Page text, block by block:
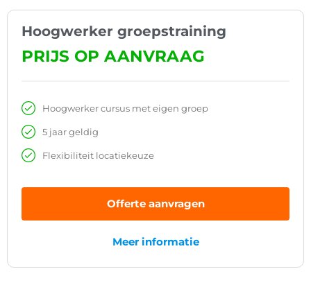
Hoogwerker groepstraining
PRIJS OP AANVRAAG
Hoogwerker cursus met eigen groep
5 jaar geldig
Flexibiliteit locatiekeuze
Offerte aanvragen
Meer informatie